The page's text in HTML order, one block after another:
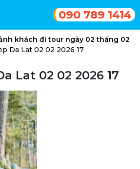
090 789 1414
khách đi tour ngày 02 tháng 02
Da Lat 02 02 2026 17
Lat 02 02 2026 17